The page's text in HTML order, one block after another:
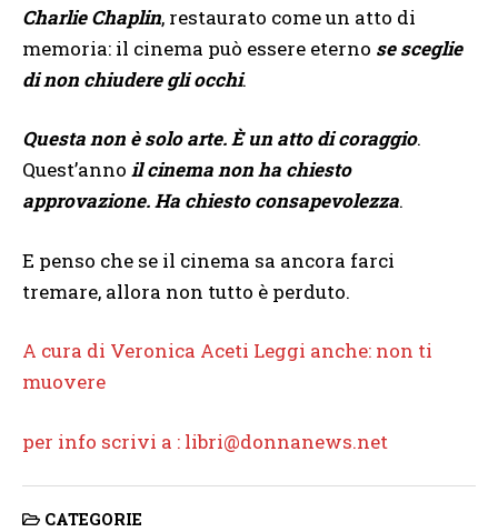
Charlie Chaplin, restaurato come un atto di
memoria: il cinema può essere eterno se sceglie
di non chiudere gli occhi.
Questa non è solo arte. È un atto di coraggio.
Quest’anno il cinema non ha chiesto
approvazione. Ha chiesto consapevolezza.
E penso che se il cinema sa ancora farci
tremare, allora non tutto è perduto.
A cura di Veronica Aceti Leggi anche: non ti
muovere
per info scrivi a : libri@donnanews.net
CATEGORIE